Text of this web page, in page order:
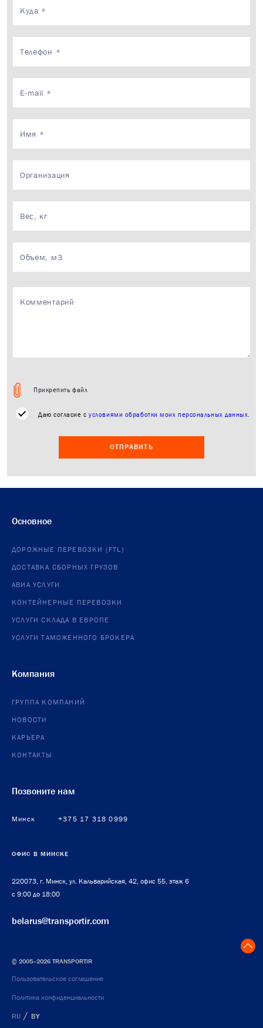
Ваш запрос
Менеджер свяжется с
Прикрепить файл
Даю согласие сусловиями обработки моих персональных данных.
ОТПРАВИТЬ
Основное
ДОРОЖНЫЕ ПЕРЕВОЗКИ (FTL)
ДОСТАВКА СБОРНЫХ ГРУЗОВ
АВИА УСЛУГИ
КОНТЕЙНЕРНЫЕ ПЕРЕВОЗКИ
УСЛУГИ СКЛАДА В ЕВРОПЕ
УСЛУГИ ТАМОЖЕННОГО БРОКЕРА
Компания
ГРУППА КОМПАНИЙ
НОВОСТИ
КАРЬЕРА
КОНТАКТЫ
Позвоните нам
Минск +375 17 318 0999
ОФИС В МИНСКЕ
220073, г. Минск, ул. Кальварийская, 42, офис 55, этаж 6
с 9:00 до 18:00
belarus@transportir.com
© 2005–2026 TRANSPORTIR
Пользовательское соглашение
Политика конфиденциальности
RU / BY